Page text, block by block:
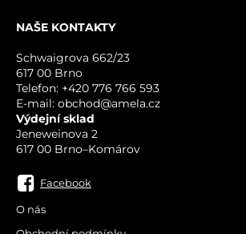
NAŠE KONTAKTY
Schwaigrova 662/23
617 00 Brno
Telefon: +420 776 766 593
E-mail: obchod@amela.cz
Výdejní sklad
Jeneweinova 2
617 00 Brno–Komárov
Facebook
O nás